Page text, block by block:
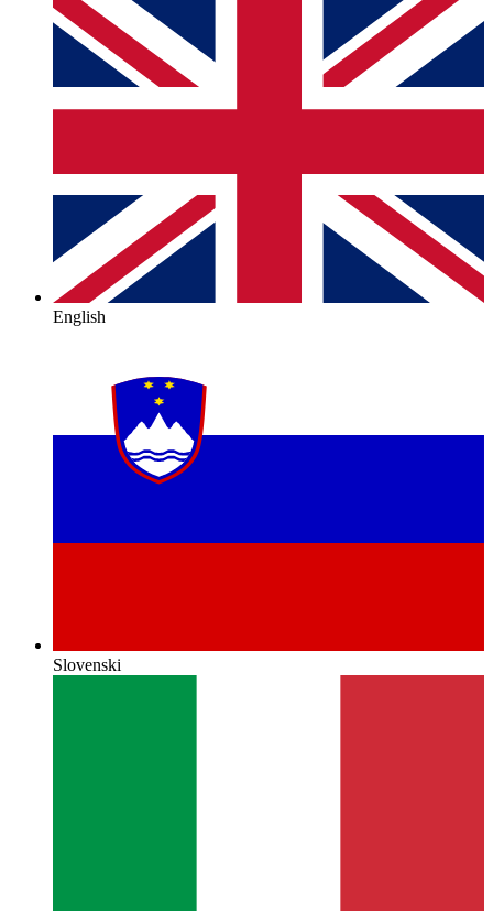
English
Slovenski